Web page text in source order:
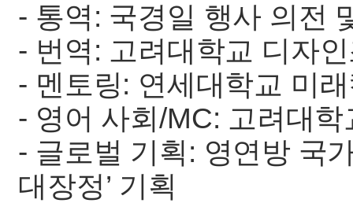
- 통역: 국경일 행사 의전
- 번역: 고려대학교 디자
- 멘토링: 연세대학교 미
- 영어 사회/MC: 고려대
- 글로벌 기획: 영연방 국
대장정’ 기획